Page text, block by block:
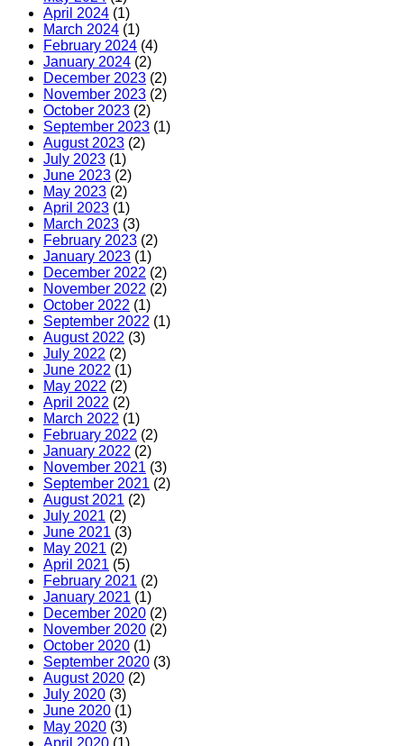
April 2024 (1)
March 2024 (1)
February 2024 (4)
January 2024 (2)
December 2023 (2)
November 2023 (2)
October 2023 (2)
September 2023 (1)
August 2023 (2)
July 2023 (1)
June 2023 (2)
May 2023 (2)
April 2023 (1)
March 2023 (3)
February 2023 (2)
January 2023 (1)
December 2022 (2)
November 2022 (2)
October 2022 (1)
September 2022 (1)
August 2022 (3)
July 2022 (2)
June 2022 (1)
May 2022 (2)
April 2022 (2)
March 2022 (1)
February 2022 (2)
January 2022 (2)
November 2021 (3)
September 2021 (2)
August 2021 (2)
July 2021 (2)
June 2021 (3)
May 2021 (2)
April 2021 (5)
February 2021 (2)
January 2021 (1)
December 2020 (2)
November 2020 (2)
October 2020 (1)
September 2020 (3)
August 2020 (2)
July 2020 (3)
June 2020 (1)
May 2020 (3)